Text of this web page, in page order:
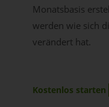
Monatsbasis
werden wie sich
verändert hat.
Kostenlos starten